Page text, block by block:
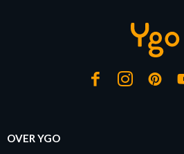
OVER YGO